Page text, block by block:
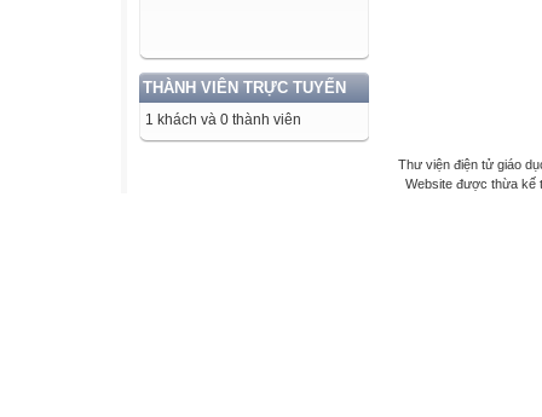
THÀNH VIÊN TRỰC TUYẾN
1 khách và 0 thành viên
Thư viện điện tử giáo
Website được thừa kế